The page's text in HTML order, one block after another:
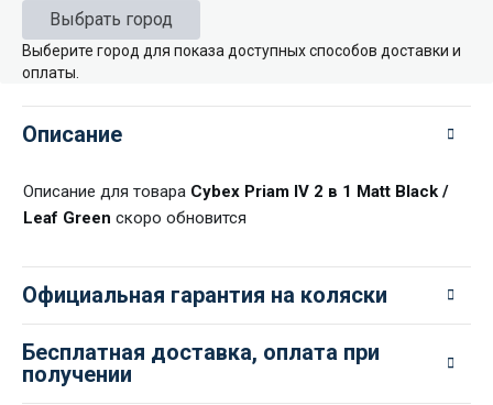
Выбрать город
Выберите город для показа доступных способов доставки и
оплаты.
Описание
Описание для товара Cybex Priam IV 2 в 1 Matt Black /
Leaf Green скоро обновится
Официальная гарантия на коляски
Бесплатная доставка, оплата при
получении